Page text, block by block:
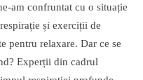
am confruntat cu o situație
și exerciții de
pentru relaxare. Dar ce se
Experții din cadrul